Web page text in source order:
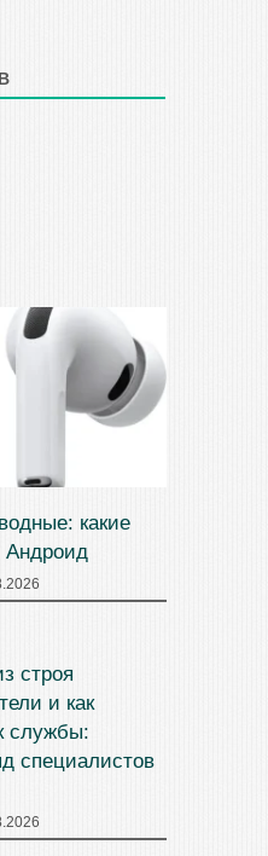
какие
Андроид
строя
и как
службы:
специалистов